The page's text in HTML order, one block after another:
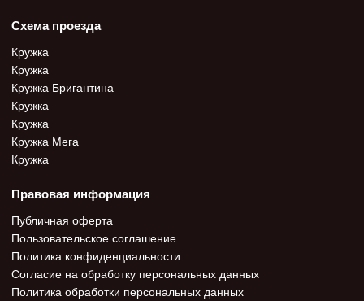
Схема проезда
Кружка
Кружка
Кружка Бригантина
Кружка
Кружка
Кружка Мега
Кружка
Правовая информация
Публичная оферта
Пользовательское соглашение
Политика конфиденциальности
Согласие на обработку персональных данных
Политика обработки персональных данных